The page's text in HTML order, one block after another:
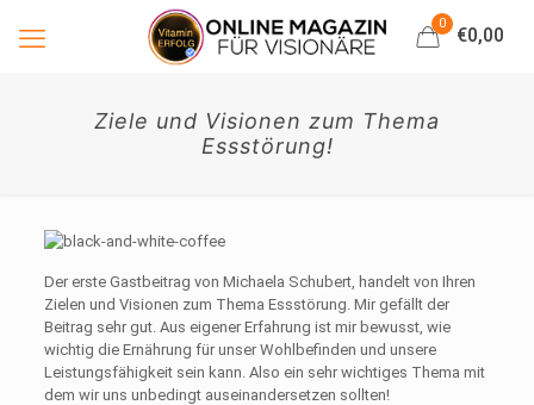
0
€0,00
Ziele und Visionen zum Thema
Essstörung!
Der erste Gastbeitrag von Michaela Schubert, handelt von Ihren
Zielen und Visionen zum Thema Essstörung. Mir gefällt der
Beitrag sehr gut. Aus eigener Erfahrung ist mir bewusst, wie
wichtig die Ernährung für unser Wohlbefinden und unsere
Leistungsfähigkeit sein kann. Also ein sehr wichtiges Thema mit
dem wir uns unbedingt auseinandersetzen sollten!